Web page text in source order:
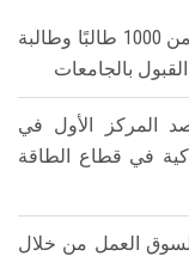
معامل التنسيق الإلكتروني تستقبل أكثر من 1000 طالبًا وطالبة
بالجامعات
المركز الأول في
في قطاع الطاقة
العمل من خلال